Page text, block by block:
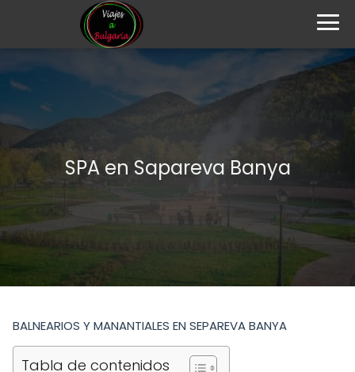
SPA en Sapareva Banya
BALNEARIOS Y MANANTIALES EN SEPAREVA BANYA
Tabla de contenidos